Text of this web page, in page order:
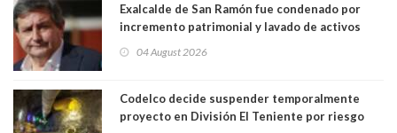
Exalcalde de San Ramón fue condenado por
incremento patrimonial y lavado de activos
04 August 2026
Codelco decide suspender temporalmente
proyecto en División El Teniente por riesgo